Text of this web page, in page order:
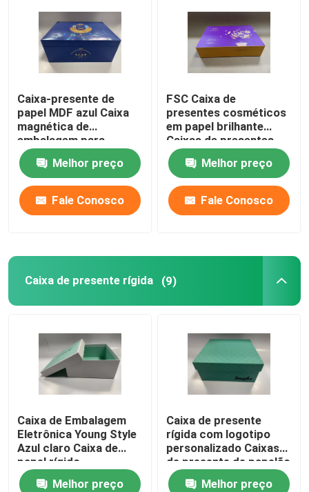
Sobre nós
Controle de qualidade
Contacte-nos
Notícias
Solicite um orçamento
Caixa de presente rígida
Caixa de papel dobrável
Caixa de vinho tinto
Caixa de macarrão
Caixa-presente de
papel MDF azul Caixa
magnética de
embalagem para
cosméticos
Melhor preço
Fale Conosco
FSC Caixa de
presentes cosméticos
em papel brilhante
Caixas de presentes
personalizadas em
papelãoMelhor preço
Fale Conosco
Caixa de presente rígida (9)
Caixa de Embalagem
Eletrônica Young Style
Azul claro Caixa de
papel rígido
personalizada
Melhor preço
Caixa de presente
rígida com logotipo
personalizado Caixas
de presente de papelão
verde com tampa
Melhor preço